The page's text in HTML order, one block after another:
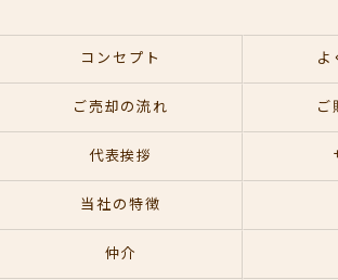
コンセプト よ
ご売却の流れ ご
代表挨拶
当社の特徴
仲介